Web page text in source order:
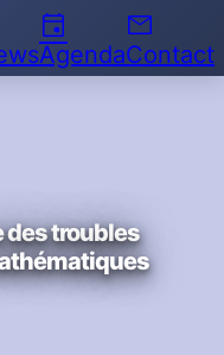
event
Agenda
email
Contact
troubles